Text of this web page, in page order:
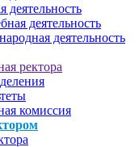
деятельность
деятельность
деятельность
ректора
комиссия